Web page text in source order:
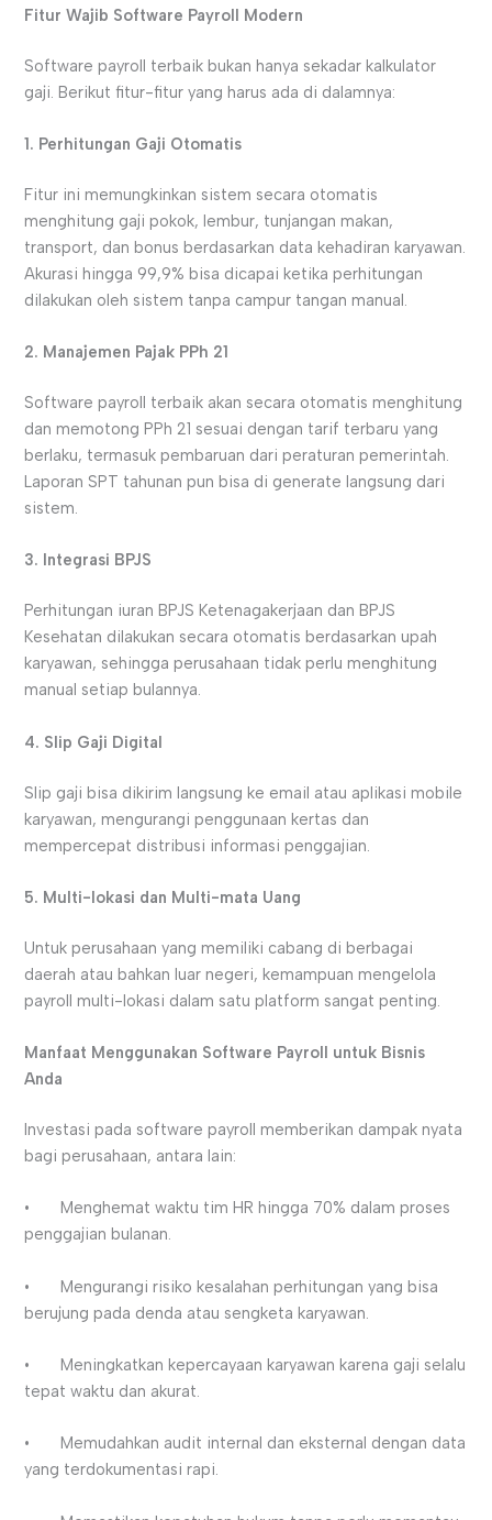
Fitur Wajib Software Payroll Modern
Software payroll terbaik bukan hanya sekadar kalkulator
gaji. Berikut fitur-fitur yang harus ada di dalamnya:
1. Perhitungan Gaji Otomatis
Fitur ini memungkinkan sistem secara otomatis
menghitung gaji pokok, lembur, tunjangan makan,
transport, dan bonus berdasarkan data kehadiran karyawan.
Akurasi hingga 99,9% bisa dicapai ketika perhitungan
dilakukan oleh sistem tanpa campur tangan manual.
2. Manajemen Pajak PPh 21
Software payroll terbaik akan secara otomatis menghitung
dan memotong PPh 21 sesuai dengan tarif terbaru yang
berlaku, termasuk pembaruan dari peraturan pemerintah.
Laporan SPT tahunan pun bisa di generate langsung dari
sistem.
3. Integrasi BPJS
Perhitungan iuran BPJS Ketenagakerjaan dan BPJS
Kesehatan dilakukan secara otomatis berdasarkan upah
karyawan, sehingga perusahaan tidak perlu menghitung
manual setiap bulannya.
4. Slip Gaji Digital
Slip gaji bisa dikirim langsung ke email atau aplikasi mobile
karyawan, mengurangi penggunaan kertas dan
mempercepat distribusi informasi penggajian.
5. Multi-lokasi dan Multi-mata Uang
Untuk perusahaan yang memiliki cabang di berbagai
daerah atau bahkan luar negeri, kemampuan mengelola
payroll multi-lokasi dalam satu platform sangat penting.
Manfaat Menggunakan Software Payroll untuk Bisnis
Anda
Investasi pada software payroll memberikan dampak nyata
bagi perusahaan, antara lain:
• Menghemat waktu tim HR hingga 70% dalam proses
penggajian bulanan.
• Mengurangi risiko kesalahan perhitungan yang bisa
berujung pada denda atau sengketa karyawan.
• Meningkatkan kepercayaan karyawan karena gaji selalu
tepat waktu dan akurat.
• Memudahkan audit internal dan eksternal dengan data
yang terdokumentasi rapi.